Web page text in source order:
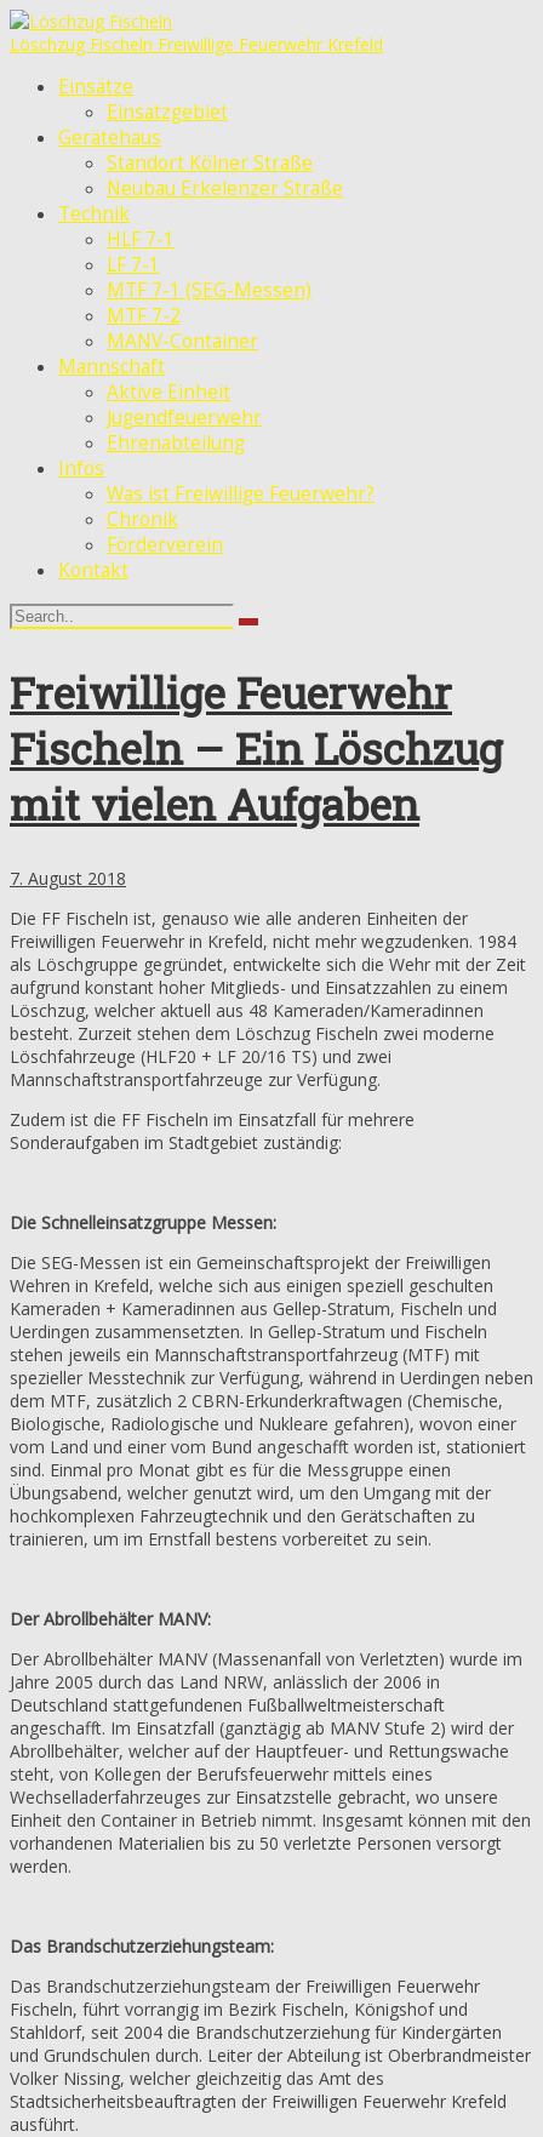
Löschzug Fischeln Freiwillige Feuerwehr Krefeld
Einsätze
Einsatzgebiet
Gerätehaus
Standort Kölner Straße
Neubau Erkelenzer Straße
Technik
HLF 7-1
LF 7-1
MTF 7-1 (SEG-Messen)
MTF 7-2
MANV-Container
Mannschaft
Aktive Einheit
Jugendfeuerwehr
Ehrenabteilung
Infos
Was ist Freiwillige Feuerwehr?
Chronik
Förderverein
Kontakt
Freiwillige Feuerwehr
Fischeln – Ein Löschzug
mit vielen Aufgaben
7. August 2018
Die FF Fischeln ist, genauso wie alle anderen Einheiten der
Freiwilligen Feuerwehr in Krefeld, nicht mehr wegzudenken. 1984
als Löschgruppe gegründet, entwickelte sich die Wehr mit der Zeit
aufgrund konstant hoher Mitglieds- und Einsatzzahlen zu einem
Löschzug, welcher aktuell aus 48 Kameraden/Kameradinnen
besteht. Zurzeit stehen dem Löschzug Fischeln zwei moderne
Löschfahrzeuge (HLF20 + LF 20/16 TS) und zwei
Mannschaftstransportfahrzeuge zur Verfügung.
Zudem ist die FF Fischeln im Einsatzfall für mehrere
Sonderaufgaben im Stadtgebiet zuständig:
Die Schnelleinsatzgruppe Messen:
Die SEG-Messen ist ein Gemeinschaftsprojekt der Freiwilligen
Wehren in Krefeld, welche sich aus einigen speziell geschulten
Kameraden + Kameradinnen aus Gellep-Stratum, Fischeln und
Uerdingen zusammensetzten. In Gellep-Stratum und Fischeln
stehen jeweils ein Mannschaftstransportfahrzeug (MTF) mit
spezieller Messtechnik zur Verfügung, während in Uerdingen neben
dem MTF, zusätzlich 2 CBRN-Erkunderkraftwagen (Chemische,
Biologische, Radiologische und Nukleare gefahren), wovon einer
vom Land und einer vom Bund angeschafft worden ist, stationiert
sind. Einmal pro Monat gibt es für die Messgruppe einen
Übungsabend, welcher genutzt wird, um den Umgang mit der
hochkomplexen Fahrzeugtechnik und den Gerätschaften zu
trainieren, um im Ernstfall bestens vorbereitet zu sein.
Der Abrollbehälter MANV:
Der Abrollbehälter MANV (Massenanfall von Verletzten) wurde im
Jahre 2005 durch das Land NRW, anlässlich der 2006 in
Deutschland stattgefundenen Fußballweltmeisterschaft
angeschafft. Im Einsatzfall (ganztägig ab MANV Stufe 2) wird der
Abrollbehälter, welcher auf der Hauptfeuer- und Rettungswache
steht, von Kollegen der Berufsfeuerwehr mittels eines
Wechselladerfahrzeuges zur Einsatzstelle gebracht, wo unsere
Einheit den Container in Betrieb nimmt. Insgesamt können mit den
vorhandenen Materialien bis zu 50 verletzte Personen versorgt
werden.
Das Brandschutzerziehungsteam:
Das Brandschutzerziehungsteam der Freiwilligen Feuerwehr
Fischeln, führt vorrangig im Bezirk Fischeln, Königshof und
Stahldorf, seit 2004 die Brandschutzerziehung für Kindergärten
und Grundschulen durch. Leiter der Abteilung ist Oberbrandmeister
Volker Nissing, welcher gleichzeitig das Amt des
Stadtsicherheitsbeauftragten der Freiwilligen Feuerwehr Krefeld
ausführt.